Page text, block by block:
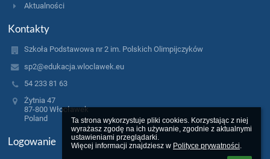
Ta strona wykorzystuje pliki cookies. Korzystając z niej
wyrażasz zgodę na ich używanie, zgodnie z aktualnymi
ustawieniami przeglądarki.
Więcej informacji znajdziesz w Polityce prywatności.
Aktualności
Kontakty
Szkoła Podstawowa nr 2 im. Polskich Olimpijczyków
sp2@edukacja.wloclawek.eu
54 233 81 63
Żytnia 47
87-800 Włocławek
Poland
Logowanie